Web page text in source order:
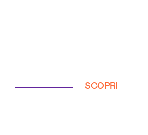
SCOPRI